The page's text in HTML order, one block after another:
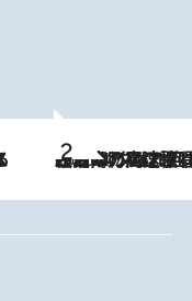
2026.8.7
「湘南乃風に憧れて」観客大盛上がりの“タオル回し”に、ラッパー顔負けの高速歌唱まで…さだまさし（74）のアグレッシブすぎる現在地